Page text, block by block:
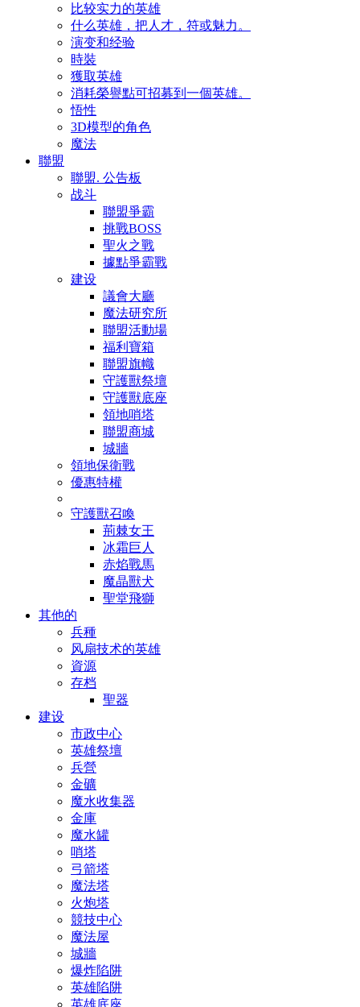
比较实力的英雄
什么英雄，把人才，符或魅力。
演变和经验
時裝
獲取英雄
消耗榮譽點可招募到一個英雄。
悟性
3D模型的角色
魔法
聯盟
聯盟. 公告板
战斗
聯盟爭霸
挑戰BOSS
聖火之戰
據點爭霸戰
建设
議會大廳
魔法研究所
聯盟活動場
福利寶箱
聯盟旗幟
守護獸祭壇
守護獸底座
領地哨塔
聯盟商城
城牆
領地保衛戰
優惠特權
守護獸召喚
荊棘女王
冰霜巨人
赤焰戰馬
魔晶獸犬
聖堂飛獅
其他的
兵種
风扇技术的英雄
資源
存档
聖器
建设
市政中心
英雄祭壇
兵營
金礦
魔水收集器
金庫
魔水罐
哨塔
弓箭塔
魔法塔
火炮塔
競技中心
魔法屋
城牆
爆炸陷阱
英雄陷阱